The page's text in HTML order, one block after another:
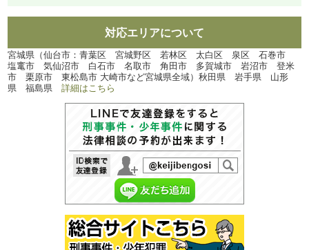
対応エリアについて
宮城県（仙台市：青葉区 宮城野区 若林区 太白区 泉区 石巻市
塩竃市 気仙沼市 白石市 名取市 角田市 多賀城市 岩沼市 登米
市 栗原市 東松島市 大崎市など宮城県全域）秋田県 岩手県 山形
県 福島県詳細はこちら